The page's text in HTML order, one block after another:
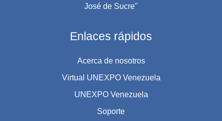
José de Sucre"
Enlaces rápidos
Acerca de nosotros
Virtual UNEXPO Venezuela
UNEXPO Venezuela
Soporte